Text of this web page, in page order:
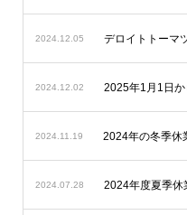
2024.12.05 デロイトトーマ
2024.12.02
2024.11.19 2024年の冬季休
2024.07.28 2024年度夏季休